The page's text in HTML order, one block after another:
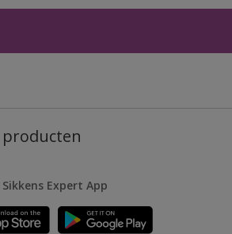
Sikkens Expert App